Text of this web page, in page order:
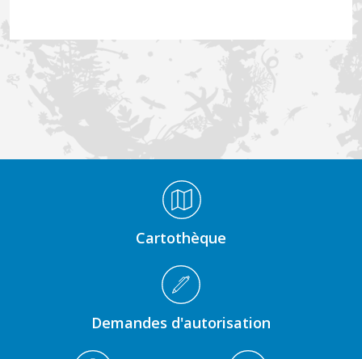
Cartothèque
Demandes d'autorisation